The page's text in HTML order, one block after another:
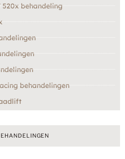
520x behandeling
behandelingen